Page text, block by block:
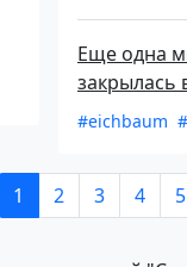
Еще одна
закрылась
#eichbaum
1 2 3 4 5